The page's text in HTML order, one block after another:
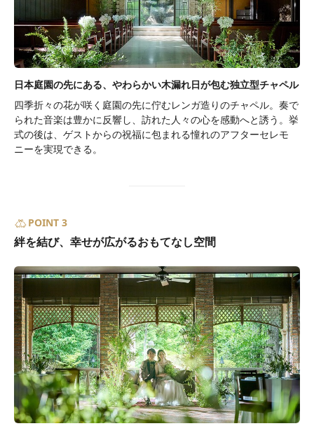
日本庭園の先にある、やわらかい木漏れ日が包む独立型チャペル
四季折々の花が咲く庭園の先に佇むレンガ造りのチャペル。奏で
られた音楽は豊かに反響し、訪れた人々の心を感動へと誘う。挙
式の後は、ゲストからの祝福に包まれる憧れのアフターセレモ
ニーを実現できる。
POINT 3
絆を結び、幸せが広がるおもてなし空間